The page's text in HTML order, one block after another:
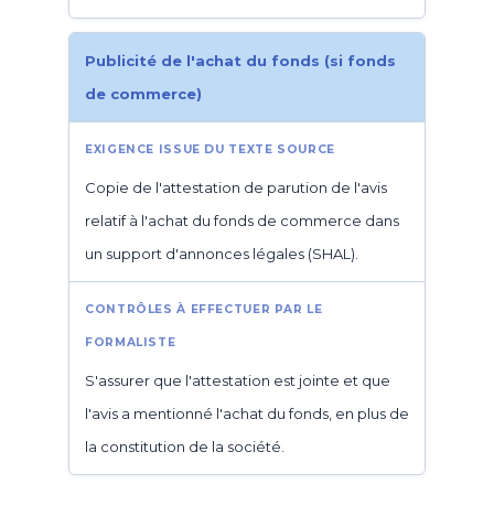
Publicité de l'achat du fonds (si fonds
de commerce)
Copie de l'attestation de parution de l'avis
relatif à l'achat du fonds de commerce dans
un support d'annonces légales (SHAL).
S'assurer que l'attestation est jointe et que
l'avis a mentionné l'achat du fonds, en plus de
la constitution de la société.